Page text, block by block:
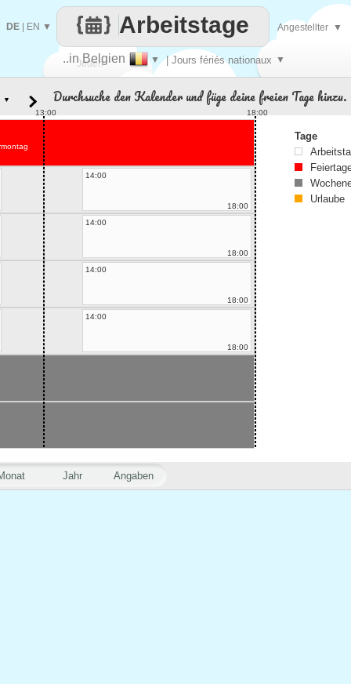
Jeden
..in Belgien ▼ | Jours fériés nationaux ▼
Arbeitstage
DE EN ▼ Angestellter ▼
Jahr Angaben
▼ Durchsuche den Kalender und füge deine freien Tage hinzu.
13:00 18:00
14:00
18:00
14:00
18:00
14:00
18:00
14:00
18:00
Tage
Urlaube